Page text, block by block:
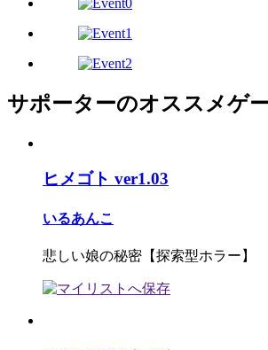
サポーターのオススメゲ
ヒメゴト ver1.03
いるあんこ
悲しい娘の秘密【探索型ホラー】